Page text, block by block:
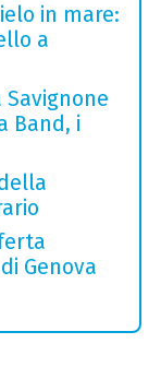
in mare:
a
Savignone
Band, i
Genova